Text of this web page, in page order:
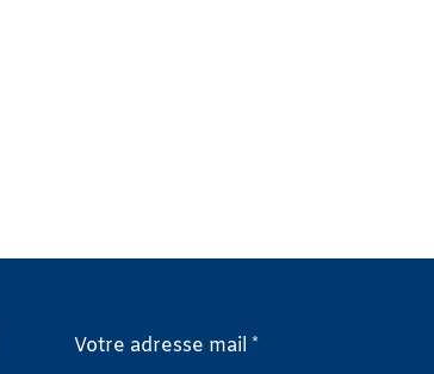
Votre adresse mail *